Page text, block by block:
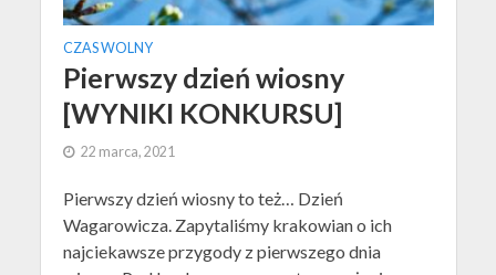
CZAS WOLNY
Pierwszy dzień wiosny
[WYNIKI KONKURSU]
22 marca, 2021
Pierwszy dzień wiosny to też… Dzień
Wagarowicza. Zapytaliśmy krakowian o ich
najciekawsze przygody z pierwszego dnia